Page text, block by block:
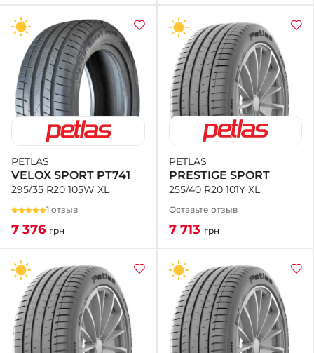
PETLAS
VELOX SPORT PT741
295/35 R20 105W XL
1 отзыв
7 376 грн
PETLAS
PRESTIGE SPORT
255/40 R20 101Y XL
Оставьте отзыв
7 713 грн